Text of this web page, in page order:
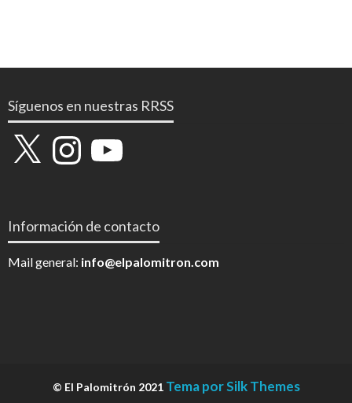
Síguenos en nuestras RRSS
X InstagramYouTube
Información de contacto
Mail general: info@elpalomitron.com
© El Palomitrón 2021 Tema por Silk Themes